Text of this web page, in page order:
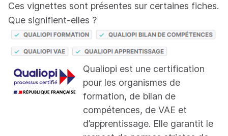
Ces vignettes sont présentes sur certaines fiches.
Que signifient-elles ?
Qualiopi est une certification
pour les organismes de
formation, de bilan de
compétences, de VAE et
d’apprentissage. Elle garantit le